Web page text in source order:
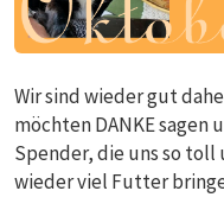
Wir sind wieder gut
möchten DANKE sagen
Spender, die uns so
wieder viel Futter